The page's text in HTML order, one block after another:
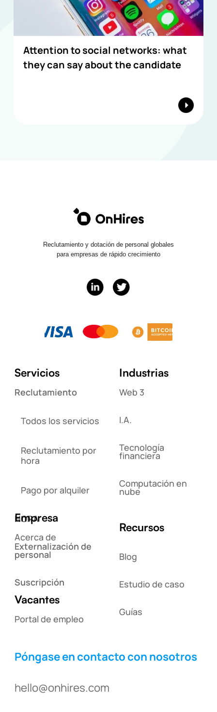
Attention to social networks: what
they can say about the candidate
Reclutamiento y dotación de personal globales
para empresas de rápido crecimiento
Servicios
Reclutamiento
Todos los servicios
Reclutamiento por
hora
Pago por alquiler
HORA
Externalización de
personal
Suscripción
Industrias
Web 3
I.A.
Tecnología
financiera
Computación en
nube
Empresa
Acerca de
Recursos
Blog
Estudio de caso
Guías
Vacantes
Portal de empleo
Póngase en contacto con nosotros
hello@onhires.com